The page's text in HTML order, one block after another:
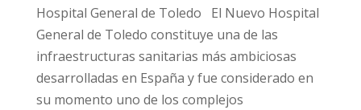
Hospital General de Toledo El Nuevo Hospital
General de Toledo constituye una de las
infraestructuras sanitarias más ambiciosas
desarrolladas en España y fue considerado en
su momento uno de los complejos